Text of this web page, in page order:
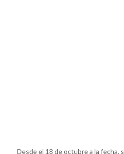
Desde el 18 de octubre a la fecha,